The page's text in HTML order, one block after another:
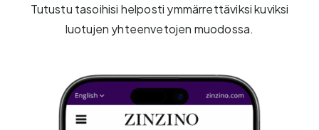
Tutustu tasoihisi helposti ymmärrettäviksi kuviksi
luotujen yhteenvetojen muodossa.